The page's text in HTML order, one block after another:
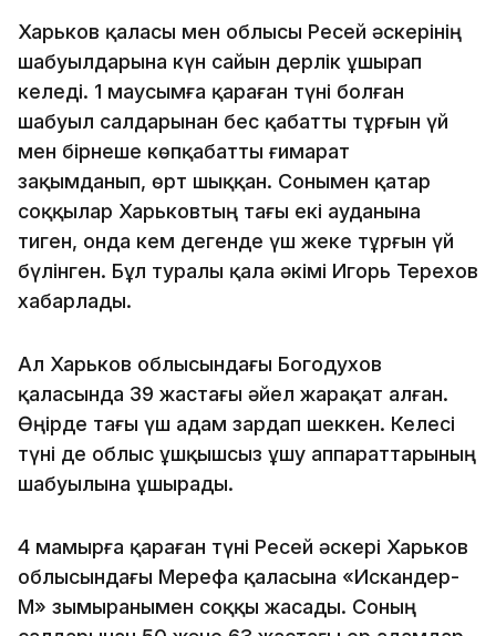
Харьков қаласы мен облысы Ресей әскерінің
шабуылдарына күн сайын дерлік ұшырап
келеді. 1 маусымға қараған түні болған
шабуыл салдарынан бес қабатты тұрғын үй
мен бірнеше көпқабатты ғимарат
зақымданып, өрт шыққан. Сонымен қатар
соққылар Харьковтың тағы екі ауданына
тиген, онда кем дегенде үш жеке тұрғын үй
бүлінген. Бұл туралы қала әкімі Игорь Терехов
хабарлады.
Ал Харьков облысындағы Богодухов
қаласында 39 жастағы әйел жарақат алған.
Өңірде тағы үш адам зардап шеккен. Келесі
түні де облыс ұшқышсыз ұшу аппараттарының
шабуылына ұшырады.
4 мамырға қараған түні Ресей әскері Харьков
облысындағы Мерефа қаласына «Искандер-
М» зымыранымен соққы жасады. Соның